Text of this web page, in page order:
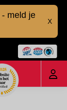
- meld je
X